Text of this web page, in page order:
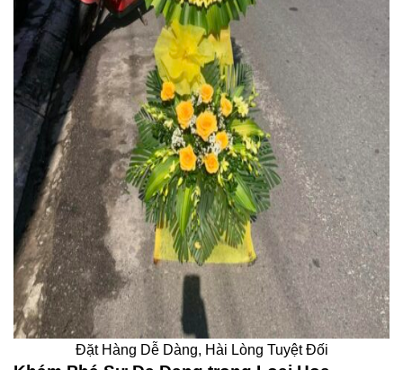
Đặt Hàng Dễ Dàng, Hài Lòng Tuyệt Đối